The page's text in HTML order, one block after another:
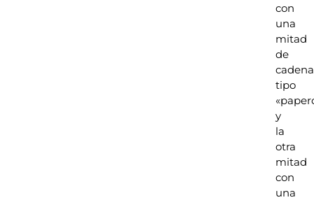
con
una
mitad
de
cadena
tipo
y
la
otra
mitad
con
una